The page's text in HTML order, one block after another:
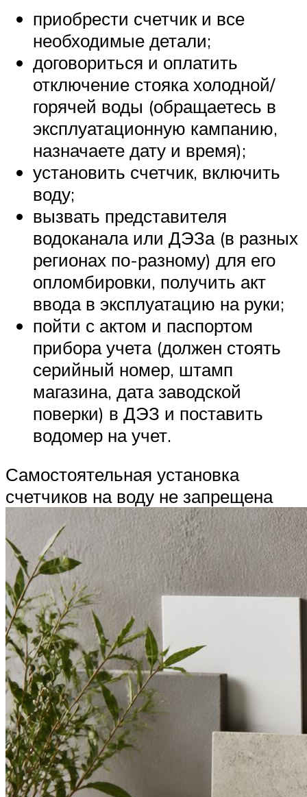
приобрести счетчик и все
необходимые детали;
договориться и оплатить
отключение стояка холодной/
горячей воды (обращаетесь в
эксплуатационную кампанию,
назначаете дату и время);
установить счетчик, включить
воду;
вызвать представителя
водоканала или ДЭЗа (в разных
регионах по-разному) для его
опломбировки, получить акт
ввода в эксплуатацию на руки;
пойти с актом и паспортом
прибора учета (должен стоять
серийный номер, штамп
магазина, дата заводской
поверки) в ДЭЗ и поставить
водомер на учет.
Самостоятельная установка
счетчиков на воду не запрещена